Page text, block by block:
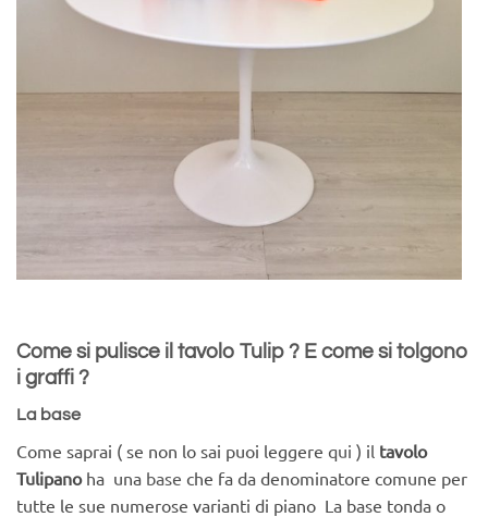
Come si pulisce il tavolo Tulip ? E come si tolgono
i graffi ?
La base
Come saprai ( se non lo sai puoi leggere qui ) il tavolo
Tulipano ha una base che fa da denominatore comune per
tutte le sue numerose varianti di piano La base tonda o